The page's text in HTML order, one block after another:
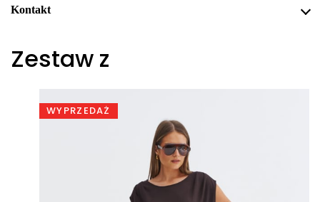
Kontakt
Zestaw z
WYPRZEDAŻ